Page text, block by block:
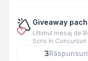
Giveaway
Ultimul mesaj de
Scris în Concursuri
3Răspunsuri